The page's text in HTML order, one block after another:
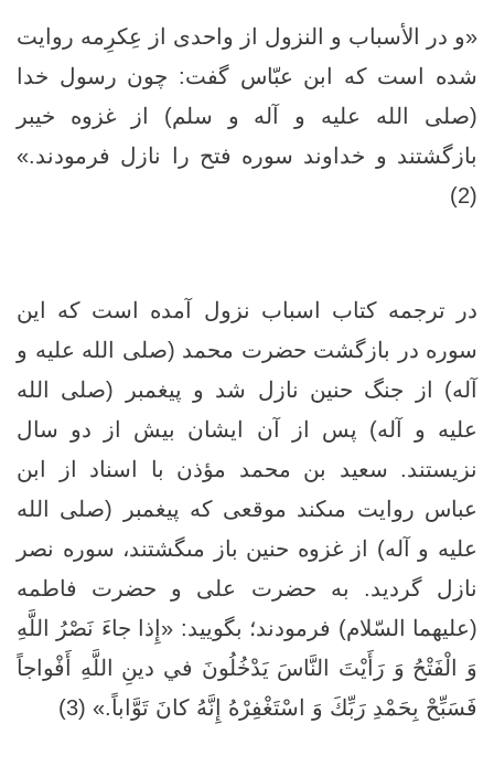
«و در الأسباب و النزول از واحدی از عِکرِمه روایت
شده است که ابن عبّاس گفت: چون رسول خدا
(صلی الله علیه و آله و سلم) از غزوه خیبر
بازگشتند و خداوند سوره فتح را نازل فرمودند.»
(2)
در ترجمه کتاب اسباب نزول آمده است که اين
سوره در بازگشت حضرت محمد (صلی الله علیه و
آله) از جنگ حنين نازل شد و پيغمبر (صلی الله
علیه و آله) پس از آن ایشان بيش از دو سال
نزيستند. سعيد بن محمد مؤذن با اسناد از ابن
عباس روايت مى‏كند موقعى كه پيغمبر (صلی الله
علیه و آله) از غزوه حنين باز مى‏گشتند، سوره نصر
نازل گرديد. به حضرت على و حضرت فاطمه
(علیهما السّلام) فرمودند؛ بگوييد: «إِذا جاءَ نَصْرُ اللَّهِ
وَ الْفَتْحُ وَ رَأَيْتَ النَّاسَ يَدْخُلُونَ في‏ دينِ اللَّهِ أَفْواجاً
فَسَبِّحْ بِحَمْدِ رَبِّكَ وَ اسْتَغْفِرْهُ إِنَّهُ كانَ تَوَّاباً.» (3)